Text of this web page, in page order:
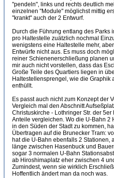
"pendeln", links und rechts deutlich
einzelnen "Module" möglichst mittig
"krankt" auch der 2 Entwurf.
Durch die Führung entlang des Parks
pro Haltestelle zuätzlich nochmal
wenigstens eine Haltestelle mehr,
Entwürfe nicht aus. Es muss doch
reiner Schienenerschließung planen
mir auch nicht vorstellen, dass das
Große Teile des Quartiers liegen in
Haltestellensprengel, wie die Graphik
enthüllt.
Es passt auch nicht zum Konzept der
Vergleich mal den Abschnitt
Christuskirche - Lothringer Str. der
Anteile vergleichen. Wo die U-Bahn 2
in den Süden der Stadt zu kommen,
Übertragen auf die Brunecker Tram:
hat die U-Bahn ebenfalls 2 Stationen,
länge zwischen Hasenbuck und
sogar 3 normalen U-Bahn
ab Hiroshimaplatz eher zwischen 4
Zumindest, wenn sie wirklich
Hoffentlich ändert man da noch was.